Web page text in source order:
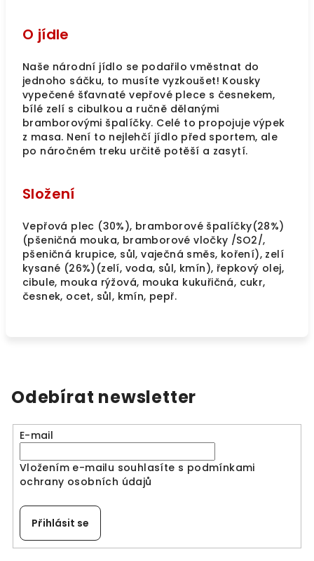
O jídle
Naše národní jídlo se podařilo vměstnat do
jednoho sáčku, to musíte vyzkoušet! Kousky
vypečené šťavnaté vepřové plece s česnekem,
bílé zelí s cibulkou a ručně dělanými
bramborovými špalíčky. Celé to propojuje výpek
z masa. Není to nejlehčí jídlo před sportem, ale
po náročném treku určitě potěší a zasytí.
Složení
Vepřová plec (30%), bramborové špalíčky(28%)
(pšeničná mouka, bramborové vločky /SO2/,
pšeničná krupice, sůl, vaječná směs, koření), zelí
kysané (26%)(zelí, voda, sůl, kmín), řepkový olej,
cibule, mouka rýžová, mouka kukuřičná, cukr,
česnek, ocet, sůl, kmín, pepř.
Odebírat newsletter
E-mail
Vložením e-mailu souhlasíte s podmínkami
ochrany osobních údajů
Přihlásit se